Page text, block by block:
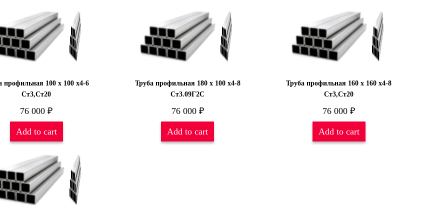
профильная 100 х 100 х4-6
Ст3,Ст20
76 000₽
Add to cart
Труба профильная 180 х 100 х4-8
Ст3.09Г2С
76 000 ₽
Add to cart
Труба профильная 160 х 160 х4-8
Ст3,Ст20
76 000₽
Add to cart